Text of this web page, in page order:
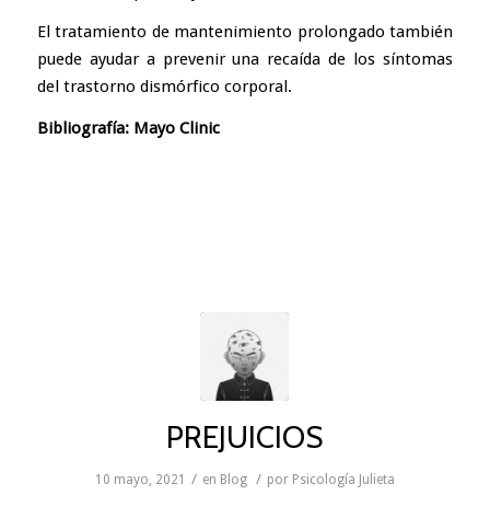
El tratamiento de mantenimiento prolongado también
puede ayudar a prevenir una recaída de los síntomas
del trastorno dismórfico corporal.
Bibliografía: Mayo Clinic
PREJUICIOS
10 mayo, 2021 / en Blog / por Psicología Julieta